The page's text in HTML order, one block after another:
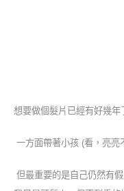
想要做個髮片已經有好幾
一方面帶著小孩 (看，亮亮
但最重要的是自己仍然有假